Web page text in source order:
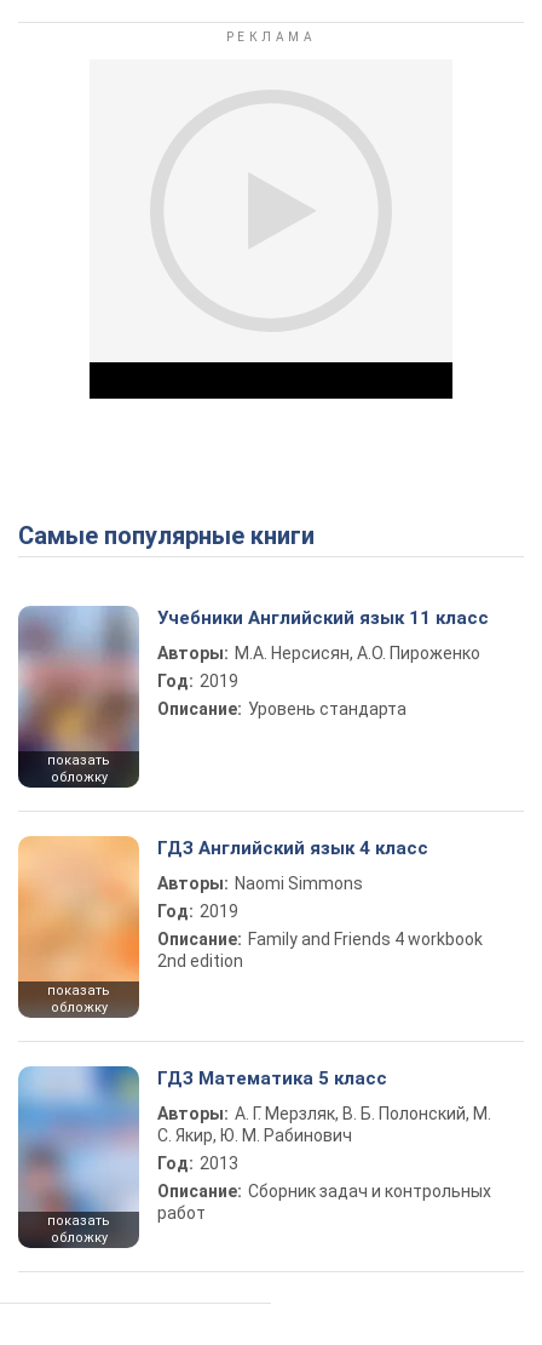
Play Video
Самые популярные книги
показать
обложку
Учебники Английский язык 11 класс
Авторы: М.А. Нерсисян, А.О. Пироженко
Год: 2019
Описание: Уровень стандарта
показать
обложку
ГДЗ Английский язык 4 класс
Авторы: Naomi Simmons
Год: 2019
Описание: Family and Friends 4 workbook
2nd edition
показать
обложку
ГДЗ Математика 5 класс
Авторы: А. Г. Мерзляк, В. Б. Полонский, М.
С. Якир, Ю. М. Рабинович
Год: 2013
Описание: Сборник задач и контрольных
работ